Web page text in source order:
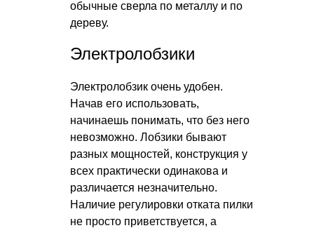
обычные сверла по металлу и по
дереву.
Электролобзики
Электролобзик очень удобен.
Начав его использовать,
начинаешь понимать, что без него
невозможно. Лобзики бывают
разных мощностей, конструкция у
всех практически одинакова и
различается незначительно.
Наличие регулировки отката пилки
не просто приветствуется, а